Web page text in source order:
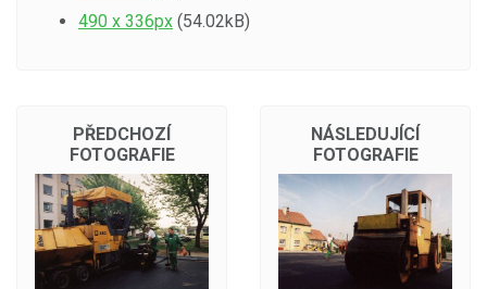
490 x 336px (54.02kB)
PŘEDCHOZÍ
FOTOGRAFIE
NÁSLEDUJÍCÍ
FOTOGRAFIE